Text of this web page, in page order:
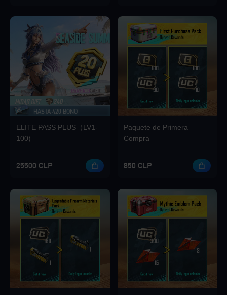
Loading...
Loading...
Loading...
HASTA 420 BONO
ELITE PASS PLUS（LV1-
100)
25500 CLP
Paquete de Primera
Compra
850 CLP